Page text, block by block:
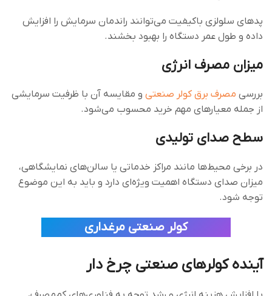
پدهای سلولزی باکیفیت می‌توانند راندمان سرمایش را افزایش
داده و طول عمر دستگاه را بهبود بخشند.
میزان مصرف انرژی
بررسی مصرف برق کولر صنعتی و مقایسه آن با ظرفیت سرمایشی
از جمله معیارهای مهم خرید محسوب می‌شود.
سطح صدای تولیدی
در برخی محیط‌ها مانند مراکز خدماتی یا سالن‌های نمایشگاهی،
میزان صدای دستگاه اهمیت ویژه‌ای دارد و باید به این موضوع
توجه شود.
کولر صنعتی مرغداری
آینده کولرهای صنعتی چرخ دار